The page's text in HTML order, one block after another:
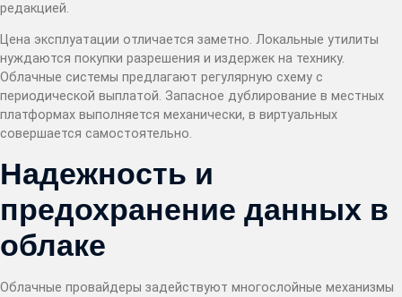
редакцией.
Цена эксплуатации отличается заметно. Локальные утилиты
нуждаются покупки разрешения и издержек на технику.
Облачные системы предлагают регулярную схему с
периодической выплатой. Запасное дублирование в местных
платформах выполняется механически, в виртуальных
совершается самостоятельно.
Надежность и
предохранение данных в
облаке
Облачные провайдеры задействуют многослойные механизмы